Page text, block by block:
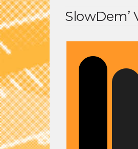
SlowDem’